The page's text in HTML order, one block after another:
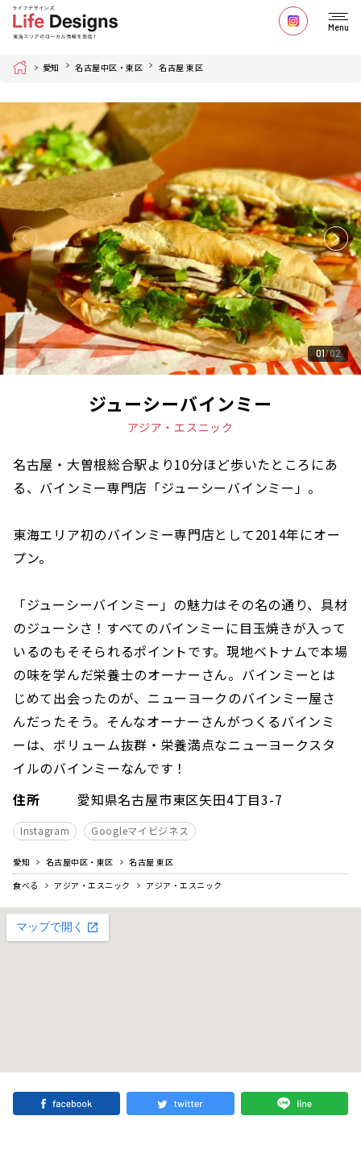
Menu
Home 愛知 名古屋中区・東区 名古屋 東区
01 02
ジューシーバインミー
アジア・エスニック
名古屋・大曽根総合駅より10分ほど歩いたところにあ
る、バインミー専門店「ジューシーバインミー」。
東海エリア初のバインミー専門店として2014年にオー
プン。
「ジューシーバインミー」の魅力はその名の通り、具材
のジューシさ！すべてのバインミーに目玉焼きが入って
いるのもそそられるポイントです。現地ベトナムで本場
の味を学んだ栄養士のオーナーさん。バインミーとは
じめて出会ったのが、ニューヨークのバインミー屋さ
んだったそう。そんなオーナーさんがつくるバインミ
ーは、ボリューム抜群・栄養満点なニューヨークスタ
イルのバインミーなんです！
住所
愛知県名古屋市東区矢田4丁目3-7
Instagram Googleマイビジネス
愛知 名古屋中区・東区
名古屋 東区
食べる
アジア・エスニック アジア・エスニック